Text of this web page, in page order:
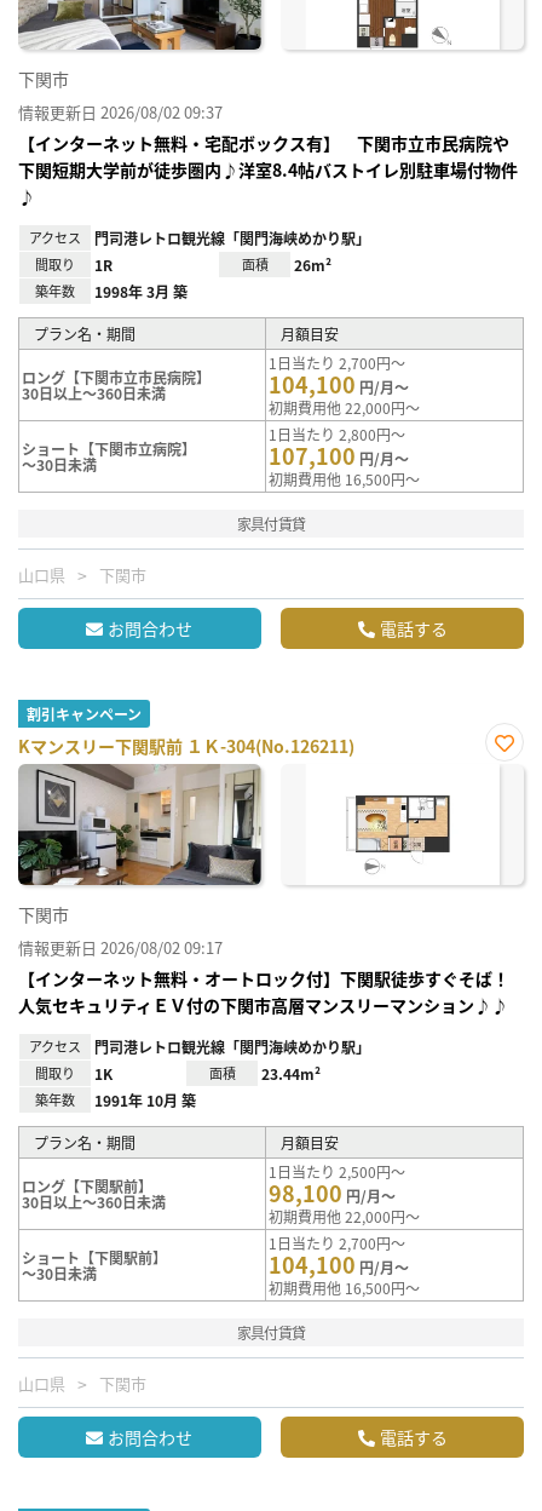
下関市
情報更新日 2026/08/02 09:37
【インターネット無料・宅配ボックス有】 下関市立市民病院や
下関短期大学前が徒歩圏内♪洋室8.4帖バストイレ別駐車場付物件
♪
アクセス 門司港レトロ観光線「関門海峡めかり駅」
間取り 1R 面積 26m²
築年数 1998年 3月 築
プラン名・期間 月額目安
ロング【下関市立市民病院】
30日以上～360日未満
1日当たり 2,700円～
104,100 円/月～
初期費用他 22,000円～
ショート【下関市立病院】
～30日未満
1日当たり 2,800円～
107,100 円/月～
初期費用他 16,500円～
家具付賃貸
山口県 下関市
お問合わせ 電話する
割引キャンペーン
Kマンスリー下関駅前 １Ｋ-304(No.126211)
お気
下関市
情報更新日 2026/08/02 09:17
【インターネット無料・オートロック付】下関駅徒歩すぐそば！
人気セキュリティＥＶ付の下関市高層マンスリーマンション♪♪
アクセス 門司港レトロ観光線「関門海峡めかり駅」
間取り 1K 面積 23.44m²
築年数 1991年 10月 築
プラン名・期間 月額目安
ロング【下関駅前】
30日以上～360日未満
1日当たり 2,500円～
98,100 円/月～
初期費用他 22,000円～
ショート【下関駅前】
～30日未満
1日当たり 2,700円～
104,100 円/月～
初期費用他 16,500円～
家具付賃貸
山口県 下関市
お問合わせ 電話する